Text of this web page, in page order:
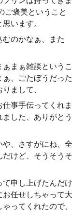
ご褒美ということ
います。
のかなぁ、また
まぁ雑談というこ
、ごたぼうだった
まして、
事手伝ってくれま
した、ありがとう
、さすがにね、全
けど、そうそうそ
て申し上げたんだけ
任せしちゃって大
ってくれたので、